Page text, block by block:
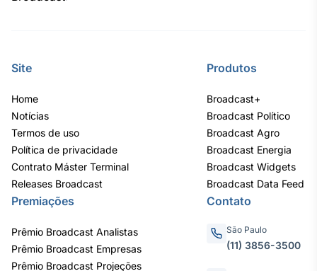
Site
Home
Notícias
Termos de uso
Política de privacidade
Contrato Máster Terminal
Releases Broadcast
Produtos
Broadcast+
Broadcast Político
Broadcast Agro
Broadcast Energia
Broadcast Widgets
Broadcast Data Feed
Premiações
Prêmio Broadcast Analistas
Prêmio Broadcast Empresas
Prêmio Broadcast Projeções
Contato
São Paulo
(11) 3856-3500